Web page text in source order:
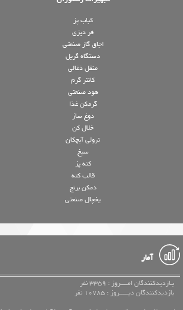
کباب پز
فر دیزی
اجاق گاز صنعتی
دستگاه گریل
منقل ذغالی
کانتر گرم
هود صنعتی
گرمکن غذا
دوغ ساز
خلال کن
ترولی آبچکان
سیخ
کته پز
قالب کته
دمکن برنج
یخچال صنعتی
آمار
بـازدیدکنندگان امــــروز : 3359 نفر
بازدیدکنندگان دیـــــروز : 10785 نفر